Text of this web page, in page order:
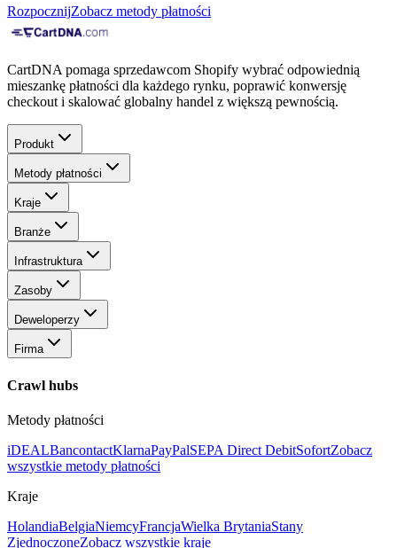
RozpocznijZobacz metody płatności
CartDNA pomaga sprzedawcom Shopify wybrać odpowiednią
mieszankę płatności dla każdego rynku, poprawić konwersję
checkout i skalować globalny handel z większą pewnością.
Produkt
Metody płatności
Kraje
Branże
Infrastruktura
Zasoby
Deweloperzy
Firma
Crawl hubs
Metody płatności
iDEALBancontactKlarnaPayPalSEPA Direct DebitSofortZobacz
wszystkie metody płatności
Kraje
HolandiaBelgiaNiemcyFrancjaWielka BrytaniaStany
ZjednoczoneZobacz wszystkie kraje